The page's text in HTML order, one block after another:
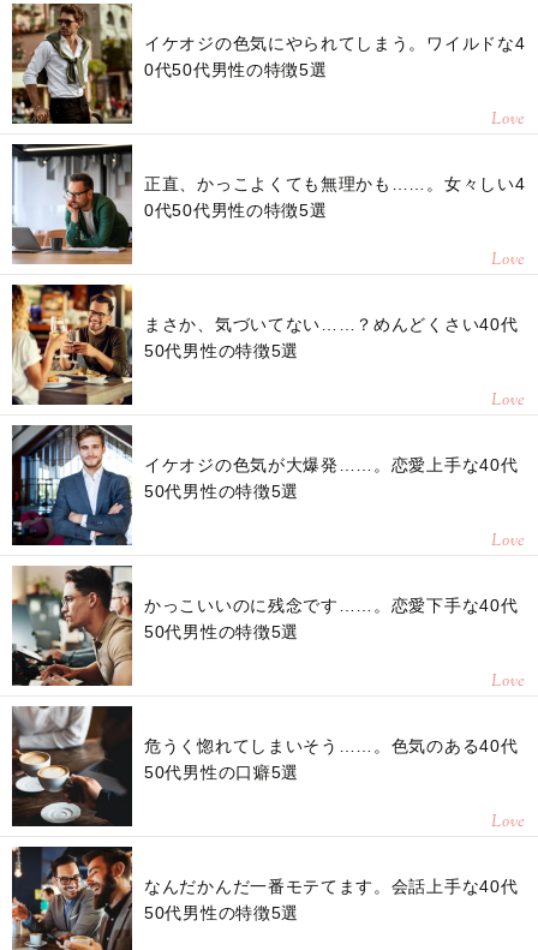
イケオジの色気にやられてしまう。ワイルドな4
0代50代男性の特徴5選
Love
正直、かっこよくても無理かも……。女々しい4
0代50代男性の特徴5選
Love
まさか、気づいてない……？めんどくさい40代
50代男性の特徴5選
Love
イケオジの色気が大爆発……。恋愛上手な40代
50代男性の特徴5選
Love
かっこいいのに残念です……。恋愛下手な40代
50代男性の特徴5選
Love
危うく惚れてしまいそう……。色気のある40代
50代男性の口癖5選
Love
なんだかんだ一番モテてます。会話上手な40代
50代男性の特徴5選